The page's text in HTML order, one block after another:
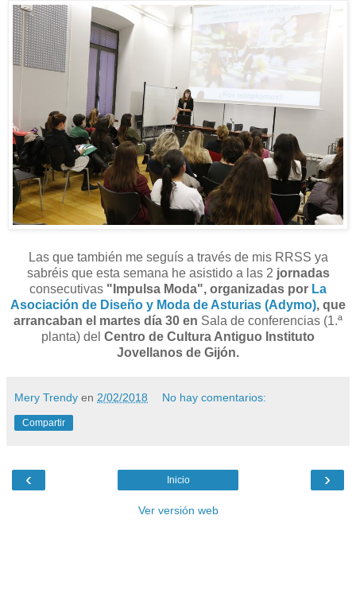
Las que también me seguís a través de mis RRSS ya
sabréis que esta semana he asistido a las 2 jornadas
consecutivas "Impulsa Moda", organizadas por La
Asociación de Diseño y Moda de Asturias (Adymo), que
arrancaban el martes día 30 en Sala de conferencias (1.ª
planta) del Centro de Cultura Antiguo Instituto
Jovellanos de Gijón.
Mery Trendy en 2/02/2018 No hay comentarios:
Compartir
‹ ›
Inicio
Ver versión web